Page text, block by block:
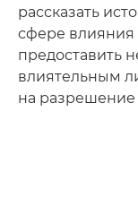
рассказать
сфере
предоставить
влиятельным
на